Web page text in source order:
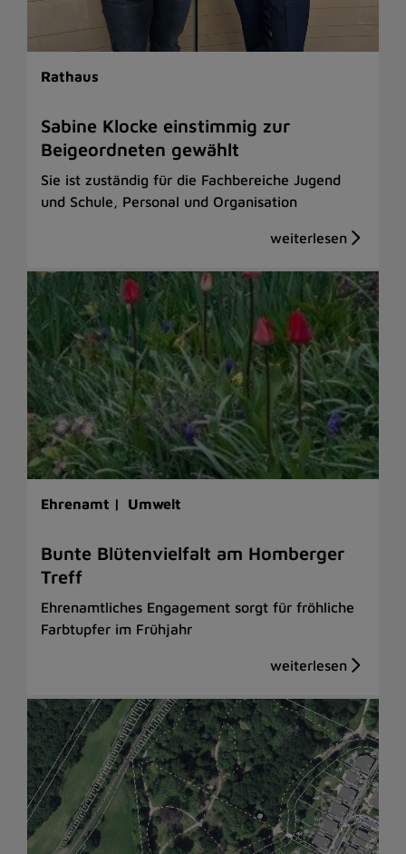
Rathaus
Sabine Klocke einstimmig zur
Beigeordneten gewählt
Sie ist zuständig für die Fachbereiche Jugend
und Schule, Personal und Organisation
Ehrenamt | Umwelt
Bunte Blütenvielfalt am Homberger
Treff
Ehrenamtliches Engagement sorgt für fröhliche
Farbtupfer im Frühjahr